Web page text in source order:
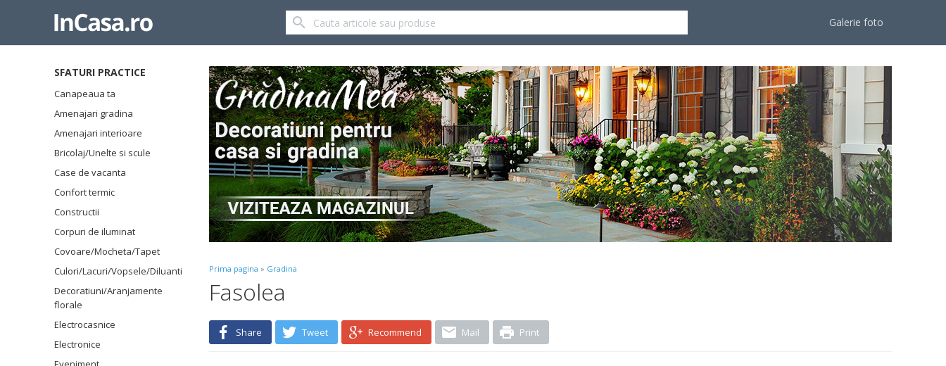
Galerie foto
SFATURI PRACTICE
Canapeaua ta
Amenajari gradina
Amenajari interioare
Bricolaj/Unelte si scule
Case de vacanta
Confort termic
Constructii
Corpuri de iluminat
Covoare/Mocheta/Tapet
Culori/Lacuri/Vopsele/Diluanti
Decoratiuni/Aranjamente
florale
Electrocasnice
Electronice
Prima pagina » Gradina
Fasolea
Share Tweet Recommend Mail Print